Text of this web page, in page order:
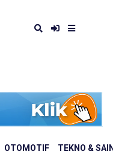
OTOMOTIF TEKNO &